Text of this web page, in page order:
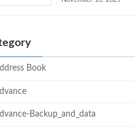
Book
Backup_and_data